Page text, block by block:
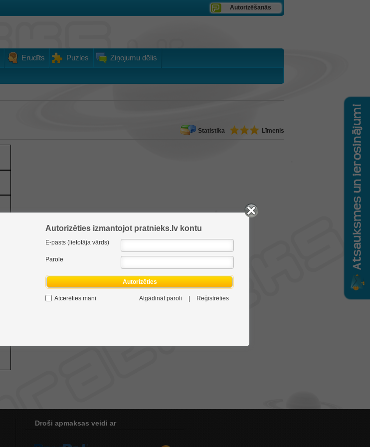
Autorizēšanās
Erudīts Puzles Ziņojumu dēlis
Statistika Līmenis
Droši apmaksas veidi ar
Autorizēties izmantojot pratnieks.lv kontu
E-pasts (lietotāja vārds)
Parole
Autorizēties
Atcerēties mani Atgādināt paroli Reģistrēties